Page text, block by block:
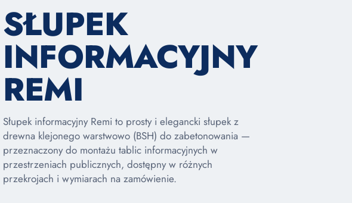
SŁUPEK
INFORMACYJNY
REMI
Słupek informacyjny Remi to prosty i elegancki słupek z
drewna klejonego warstwowo (BSH) do zabetonowania —
przeznaczony do montażu tablic informacyjnych w
przestrzeniach publicznych, dostępny w różnych
przekrojach i wymiarach na zamówienie.